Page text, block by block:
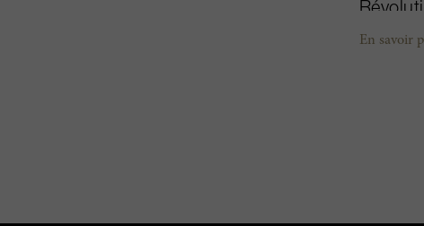
s’est
En savoir